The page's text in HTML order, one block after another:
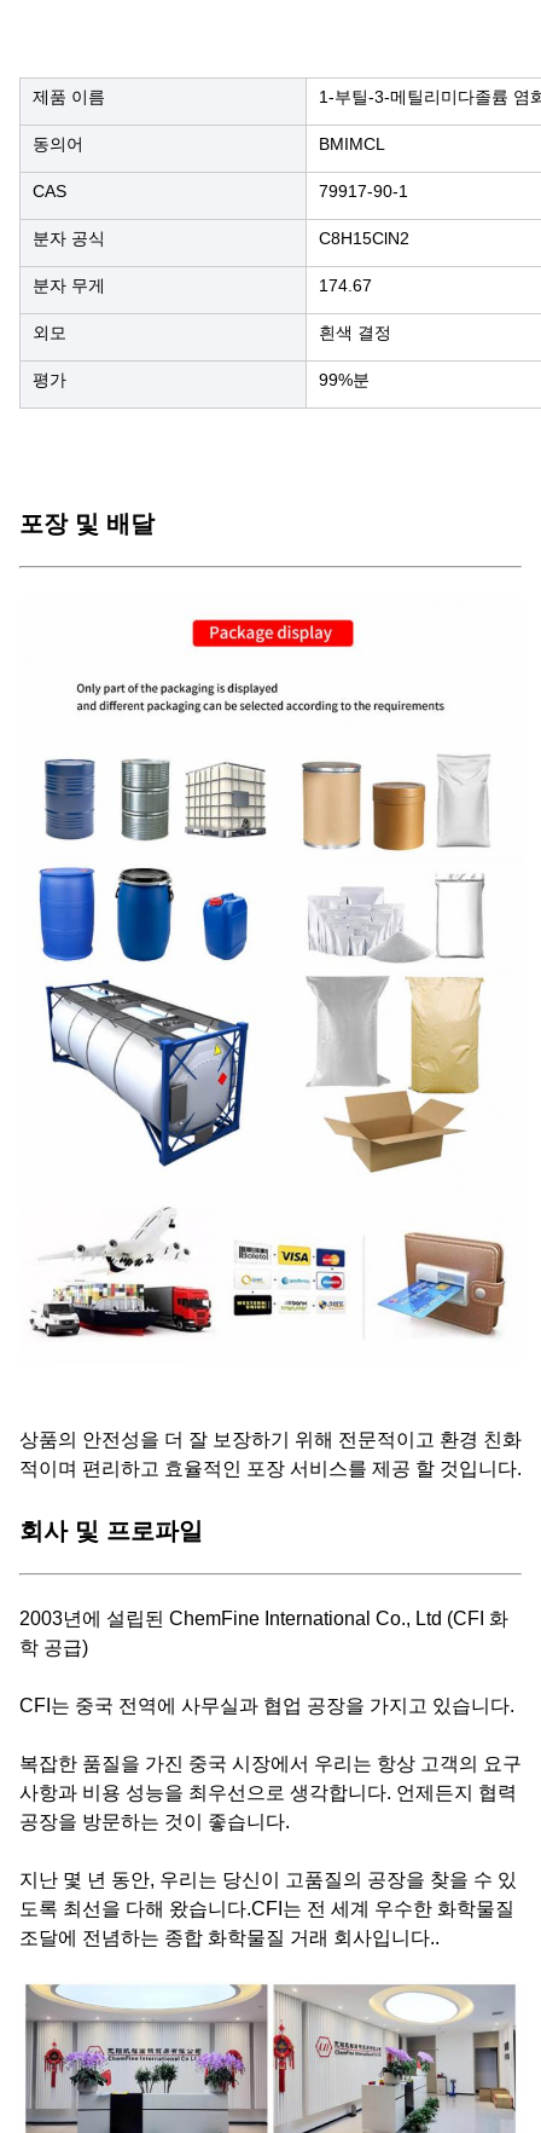
제품 이름 1-부틸-3-메틸리미다졸륨 염
동의어 BMIMCL
CAS 79917-90-1
분자 공식 C8H15ClN2
분자 무게 174.67
외모 흰색 결정
평가 99%분
포장 및 배달
상품의 안전성을 더 잘 보장하기 위해 전문적이고 환경 친화
적이며 편리하고 효율적인 포장 서비스를 제공 할 것입니다.
회사 및 프로파일
2003년에 설립된 ChemFine International Co., Ltd (CFI 화
학 공급)
CFI는 중국 전역에 사무실과 협업 공장을 가지고 있습니다.
복잡한 품질을 가진 중국 시장에서 우리는 항상 고객의 요구
사항과 비용 성능을 최우선으로 생각합니다. 언제든지 협력
공장을 방문하는 것이 좋습니다.
지난 몇 년 동안, 우리는 당신이 고품질의 공장을 찾을 수 있
도록 최선을 다해 왔습니다.CFI는 전 세계 우수한 화학물질
조달에 전념하는 종합 화학물질 거래 회사입니다..